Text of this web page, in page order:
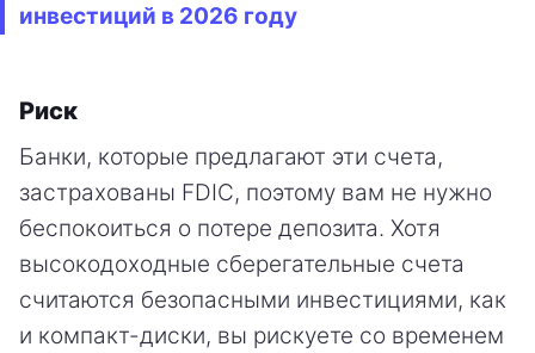
инвестиций в 2026 году
Риск
Банки, которые предлагают эти счета,
застрахованы FDIC, поэтому вам не нужно
беспокоиться о потере депозита. Хотя
высокодоходные сберегательные счета
считаются безопасными инвестициями, как
и компакт-диски, вы рискуете со временем